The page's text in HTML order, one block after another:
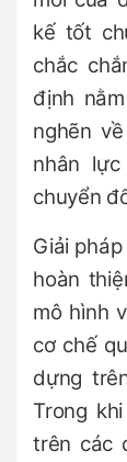
kế tốt
chắc
định
nghẽn
nhân
chuyển
Giải
hoàn
mô hình
cơ chế
dựng
Trong
trên các